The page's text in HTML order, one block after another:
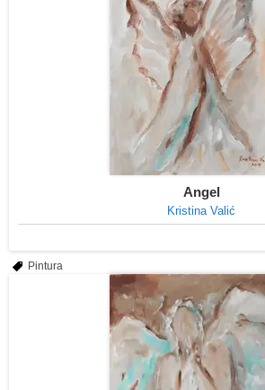
Angel
Kristina Valić
Pintura